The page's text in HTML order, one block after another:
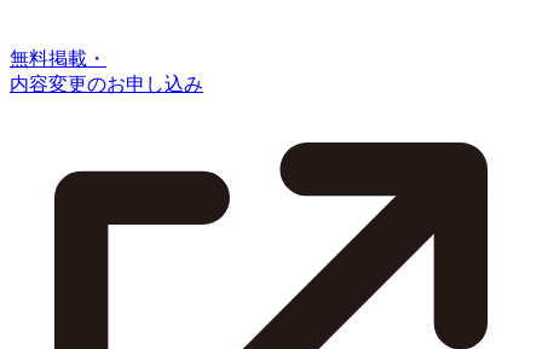
無料掲載・
内容変更のお申し込み